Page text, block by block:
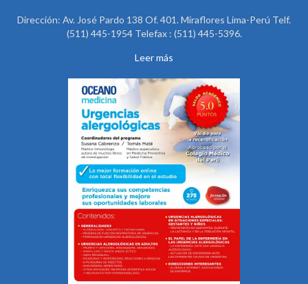
Dirección: Av. José Pardo 138 Of. 401. Miraflores Lima-Perú Telf.
(511) 445-1954 Telefax : (511) 445-5396.
Leer más